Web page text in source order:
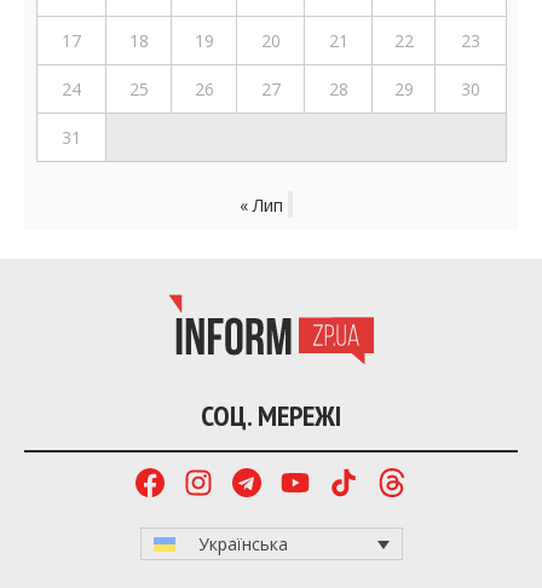
17 18 19 20 21 22 23
24 25 26 27 28 29 30
31
« Лип
СОЦ. МЕРЕЖІ
Українська